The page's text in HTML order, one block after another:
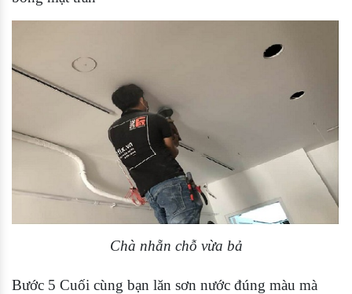
Chà nhẵn chỗ vừa bả
Bước 5 Cuối cùng bạn lăn sơn nước đúng màu mà